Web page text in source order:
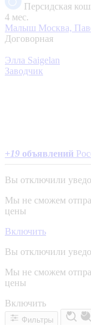
Персидская
4 мес.
Малыш Москва,
Договорная
Элла Saigelan
Заводчик
+19 объявлений
Вы отключили
Мы не сможем
цены
Включить
Вы отключили
Мы не сможем
цены
Включить
Фильтры